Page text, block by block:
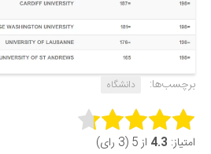
برچسب‌ها: دانشگاه
Rate this item:
امتیاز: 4.3 از 5 (3 رای)